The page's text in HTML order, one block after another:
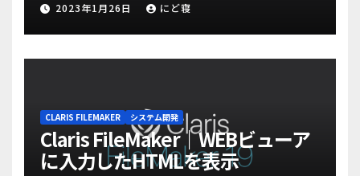
2023年1月26日 にど寝
CLARIS FILEMAKER システム開発
Claris FileMaker｜WEBビューア
に入力したHTMLを表示